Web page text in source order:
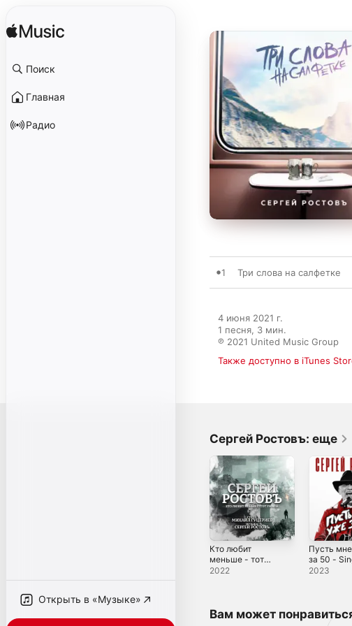
Поиск
Главная
Радио
Открыть в «Музыке»
1 Три слова на салфетке
4 июня 2021 г.
1 песня, 3 мин.
℗ 2021 United Music Group
Также доступно в iTunes
Сергей Ростовъ: еще
Кто любит
меньше - тот
умней - Single
2022
Пусть
за 50 -
2023
Вам может